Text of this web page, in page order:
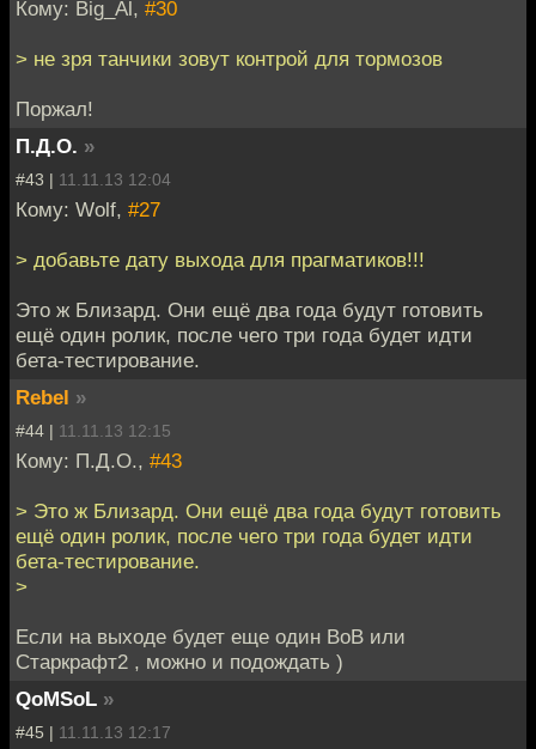
Кому: Big_Al, #30
> не зря танчики зовут контрой для тормозов
Поржал!
П.Д.О. »
#43 | 11.11.13 12:04
Кому: Wolf, #27
> добавьте дату выхода для прагматиков!!!
Это ж Близард. Они ещё два года будут готовить
ещё один ролик, после чего три года будет идти
бета-тестирование.
Rebel »
#44 | 11.11.13 12:15
Кому: П.Д.О., #43
> Это ж Близард. Они ещё два года будут готовить
ещё один ролик, после чего три года будет идти
бета-тестирование.
>
Если на выходе будет еще один ВоВ или
Старкрафт2 , можно и подождать )
QoMSoL »
#45 | 11.11.13 12:17